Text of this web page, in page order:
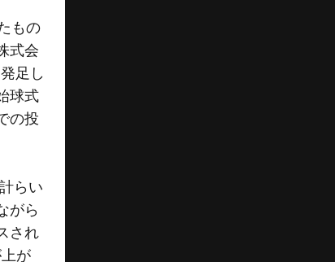
もの
式会
足し
球式
の投
らい
がら
され
が